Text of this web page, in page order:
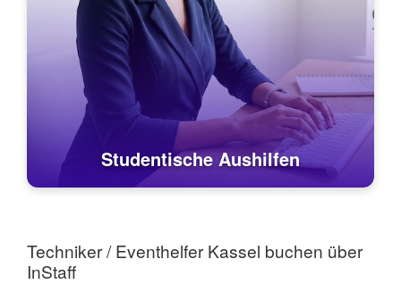
Studentische Aushilfen
Techniker / Eventhelfer Kassel buchen über
InStaff